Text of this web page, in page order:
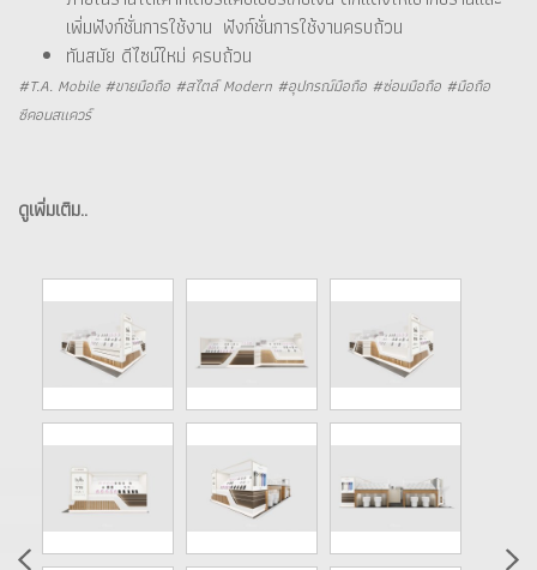
เพิ่มฟังก์ชั่นการใช้งาน ฟังก์ชั่นการใช้งานครบถ้วน
ทันสมัย ดีไซน์ใหม่ ครบถ้วน
#T.A. Mobile #ขายมือถือ #สไตล์ Modern #อุปกรณ์มือถือ #ซ่อมมือถือ #มือถือ
ซีคอนสแควร์
ดูเพิ่มเติม..